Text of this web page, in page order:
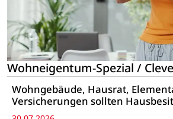
Wohneigentum-Spezial /
Wohngebäude, Hausrat,
Versicherungen sollten